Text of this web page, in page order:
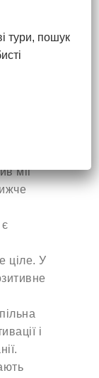
грн
грн
на
міг
ціле. У
і
тури, пошук